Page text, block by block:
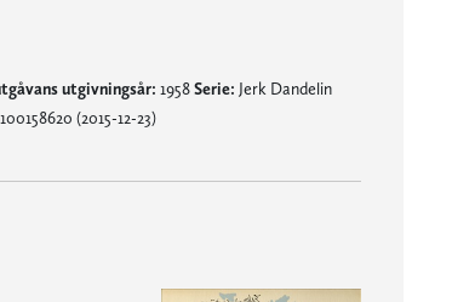
utgivningsår: 1958Serie: Jerk Dandelin
(2015-12-23)